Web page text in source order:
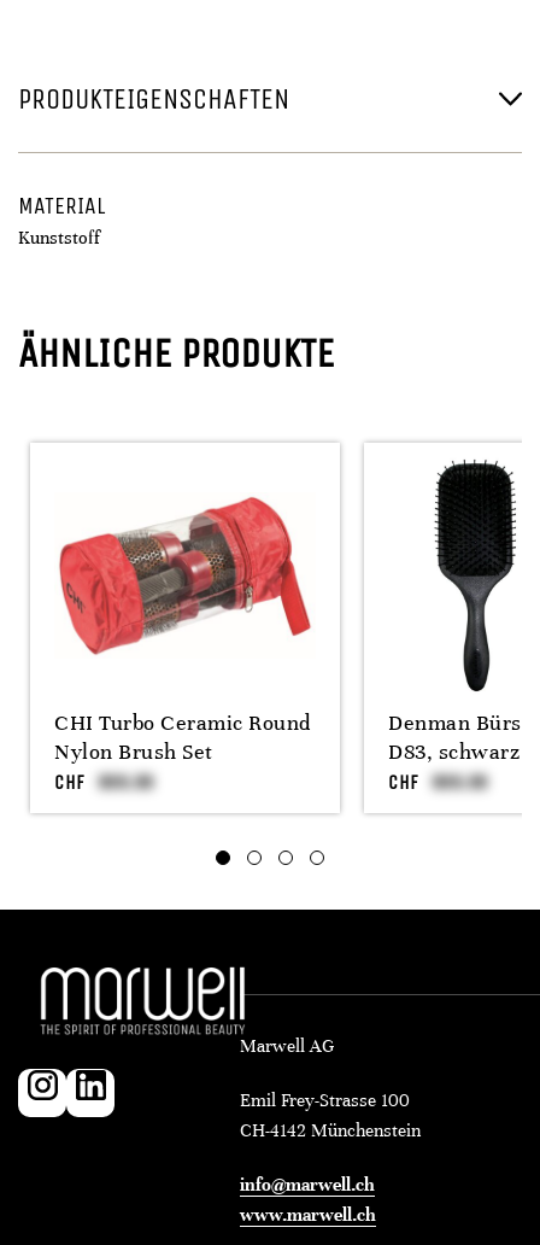
PRODUKTEIGENSCHAFTEN
MATERIAL
Kunststoff
ÄHNLICHE PRODUKTE
CHI Turbo Ceramic Round
Nylon Brush Set
CHF
Denman
D83, schwarz
CHF
Marwell AG
Emil Frey-Strasse 100
CH-4142 Münchenstein
info@marwell.ch
www.marwell.ch